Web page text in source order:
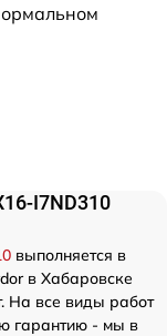
I7ND310
выполняется в
в Хабаровске
На все виды работ
гарантию - мы в